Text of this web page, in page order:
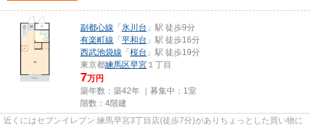
副都心線 「 氷川台 」駅 徒歩9分
有楽町線 「 平和台 」駅 徒歩16分
西武池袋線 「 桜台 」駅 徒歩19分
東京都練馬区早宮 １丁目
7万円
築年数：築42年 ｜募集中： 1室
階数：4階建
近くにはセブンイレブン 練馬早宮3丁目店(徒歩7分)がありちょっとした買い物に